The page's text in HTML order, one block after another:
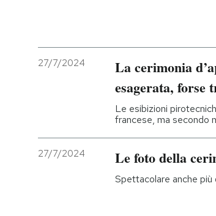
27/7/2024
La cerimonia
esagerata, forse
Le esibizioni
francese, ma secondo
27/7/2024 Le foto della
Spettacolare anche più